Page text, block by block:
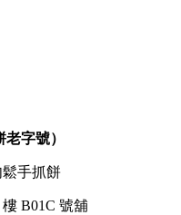
字號）
手抓餅
B01C 號舖